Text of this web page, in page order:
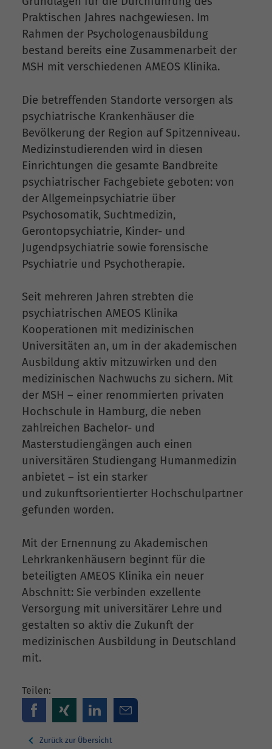
Praktischen Jahres nachgewiesen. Im
Rahmen der Psychologenausbildung
bestand bereits eine Zusammenarbeit der
MSH mit verschiedenen AMEOS Klinika.
Die betreffenden Standorte versorgen als
psychiatrische Krankenhäuser die
Bevölkerung der Region auf Spitzenniveau.
Medizinstudierenden wird in diesen
Einrichtungen die gesamte Bandbreite
psychiatrischer Fachgebiete geboten: von
der Allgemeinpsychiatrie über
Psychosomatik, Suchtmedizin,
Gerontopsychiatrie, Kinder- und
Jugendpsychiatrie sowie forensische
Psychiatrie und Psychotherapie.
Seit mehreren Jahren strebten die
psychiatrischen AMEOS Klinika
Kooperationen mit medizinischen
Universitäten an, um in der akademischen
Ausbildung aktiv mitzuwirken und den
medizinischen Nachwuchs zu sichern. Mit
der MSH – einer renommierten privaten
Hochschule in Hamburg, die neben
zahlreichen Bachelor- und
Masterstudiengängen auch einen
universitären Studiengang Humanmedizin
anbietet – ist ein starker
und zukunftsorientierter Hochschulpartner
gefunden worden.
Mit der Ernennung zu Akademischen
Lehrkrankenhäusern beginnt für die
beteiligten AMEOS Klinika ein neuer
Abschnitt: Sie verbinden exzellente
Versorgung mit universitärer Lehre und
gestalten so aktiv die Zukunft der
medizinischen Ausbildung in Deutschland
mit.
Teilen:
Zurück zur Übersicht